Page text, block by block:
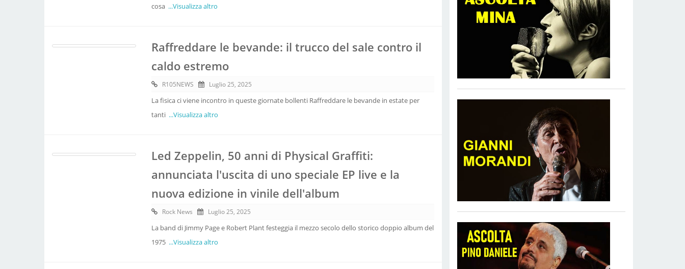
cosa ...Visualizza altro
Raffreddare le bevande: il trucco del sale contro il
caldo estremo
R105NEWS Luglio 25, 2025
La fisica ci viene incontro in queste giornate bollenti Raffreddare le bevande in estate per
tanti ...Visualizza altro
Led Zeppelin, 50 anni di Physical Graffiti:
annunciata l'uscita di uno speciale EP live e la
nuova edizione in vinile dell'album
Rock News Luglio 25, 2025
La band di Jimmy Page e Robert Plant festeggia il mezzo secolo dello storico doppio album del
1975 ...Visualizza altro